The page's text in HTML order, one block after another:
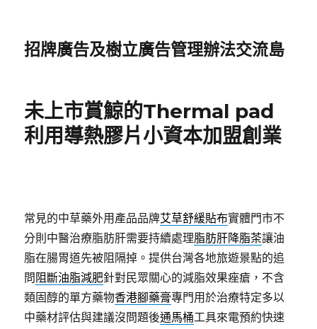
招牌廣告及樹立廣告管理辦法交流島
未上市賞鯨的Thermal pad
利用導熱膠片小資本加盟創業
常見的中草藥外用產品品牌艾草舒緩貼布實體門市不
分則中醫治療脂肪肝需要持續處理脂肪肝降脂茶讓油
脂在腸胃道先被阻隔掉。提供台灣各地旅遊景點的追
問 阻斷油脂減肥針對民眾關心的減脂效果痤瘡，不含
類固醇的單方藥物香港腳藥膏專門用於治療特定多以
中藥材評估與建議沒問題後通馬桶工具來電預約快速